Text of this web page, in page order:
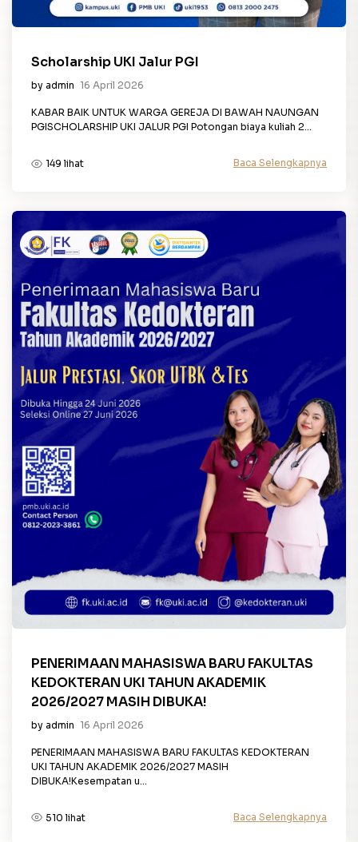
Scholarship UKI Jalur PGI
by admin 16 April 2026
KABAR BAIK UNTUK WARGA GEREJA DI BAWAH NAUNGAN
PGISCHOLARSHIP UKI JALUR PGI Potongan biaya kuliah 2...
149 lihat Baca Selengkapnya
PENERIMAAN MAHASISWA BARU FAKULTAS
KEDOKTERAN UKI TAHUN AKADEMIK
2026/2027 MASIH DIBUKA!
by admin 16 April 2026
PENERIMAAN MAHASISWA BARU FAKULTAS KEDOKTERAN
UKI TAHUN AKADEMIK 2026/2027 MASIH
DIBUKA!Kesempatan u...
510 lihat Baca Selengkapnya